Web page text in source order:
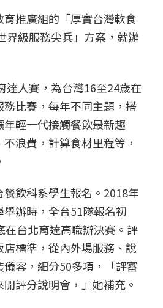
推廣組的「厚實台灣軟食
界級服務尖兵」方案，就辦
達人賽，為台灣16至24歲在
比賽，每年不同主題，搭
輕一代接觸餐飲最新趨
浪費，計算食材里程等，
飲科系學生報名。2018年
辦時，全台51隊報名初
在台北育達高職辦決賽。評
標準，從內外場服務、說
容，細分50多項，「評審
評分說明會，」她補充。